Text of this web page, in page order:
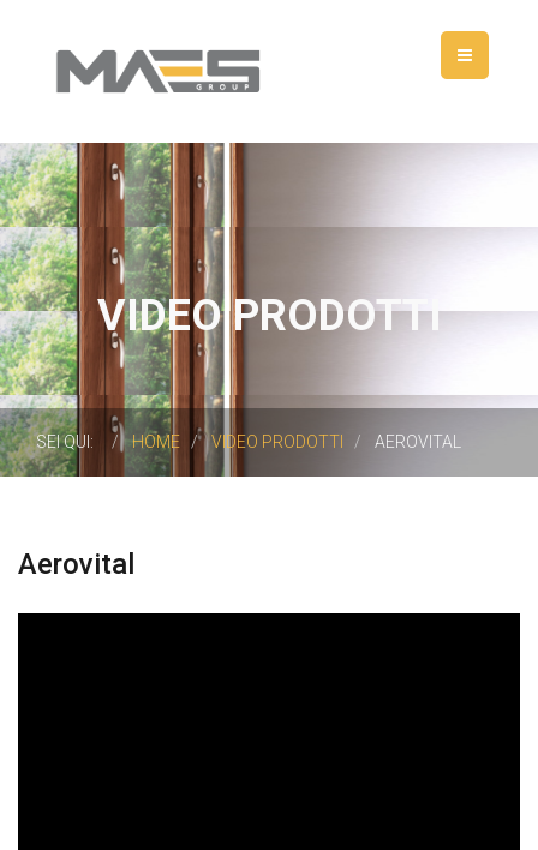
VIDEO PRODOTTI
SEI QUI: HOME VIDEO PRODOTTI AEROVITAL
Aerovital